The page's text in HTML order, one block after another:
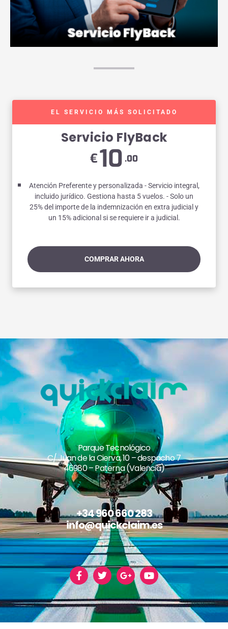
EL SERVICIO MÁS SOLICITADO
Servicio FlyBack
€10 .00
Atención Preferente y personalizada - Servicio integral,
incluido jurídico. Gestiona hasta 5 vuelos. - Solo un
25% del importe de la indemnización en extra judicial y
un 15% adicional si se requiere ir a judicial.
COMPRAR AHORA
Parque Tecnológico
C/ Juan de la Cierva, 10 – despacho 7
46980 – Paterna (Valencia)
+34 960 660 283
info@quickclaim.es